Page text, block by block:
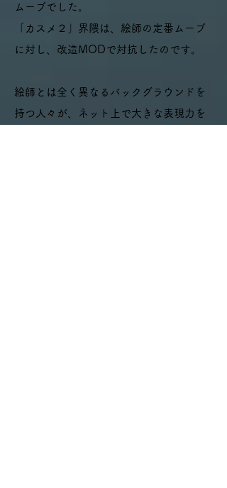
ムーブでした。
「カスメ２」界隈は、絵師の定番ムーブ
に対し、改造MODで対抗したのです。
絵師とは全く異なるバックグラウンドを
持つ人々が、ネット上で大きな表現力を